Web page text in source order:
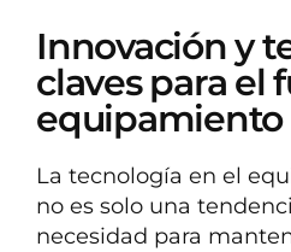
Innovación y
claves para el
equipamiento
La tecnología en el
no es solo una
necesidad para